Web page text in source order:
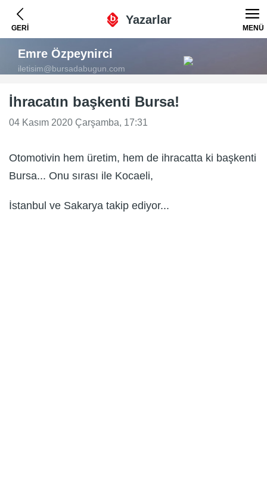
GERİ
Yazarlar
MENÜ
Emre Özpeynirci
iletisim@bursadabugun.com
İhracatın başkenti Bursa!
04 Kasım 2020 Çarşamba, 17:31
Otomotivin hem üretim, hem de ihracatta ki başkenti
Bursa... Onu sırası ile Kocaeli,
İstanbul ve Sakarya takip ediyor...